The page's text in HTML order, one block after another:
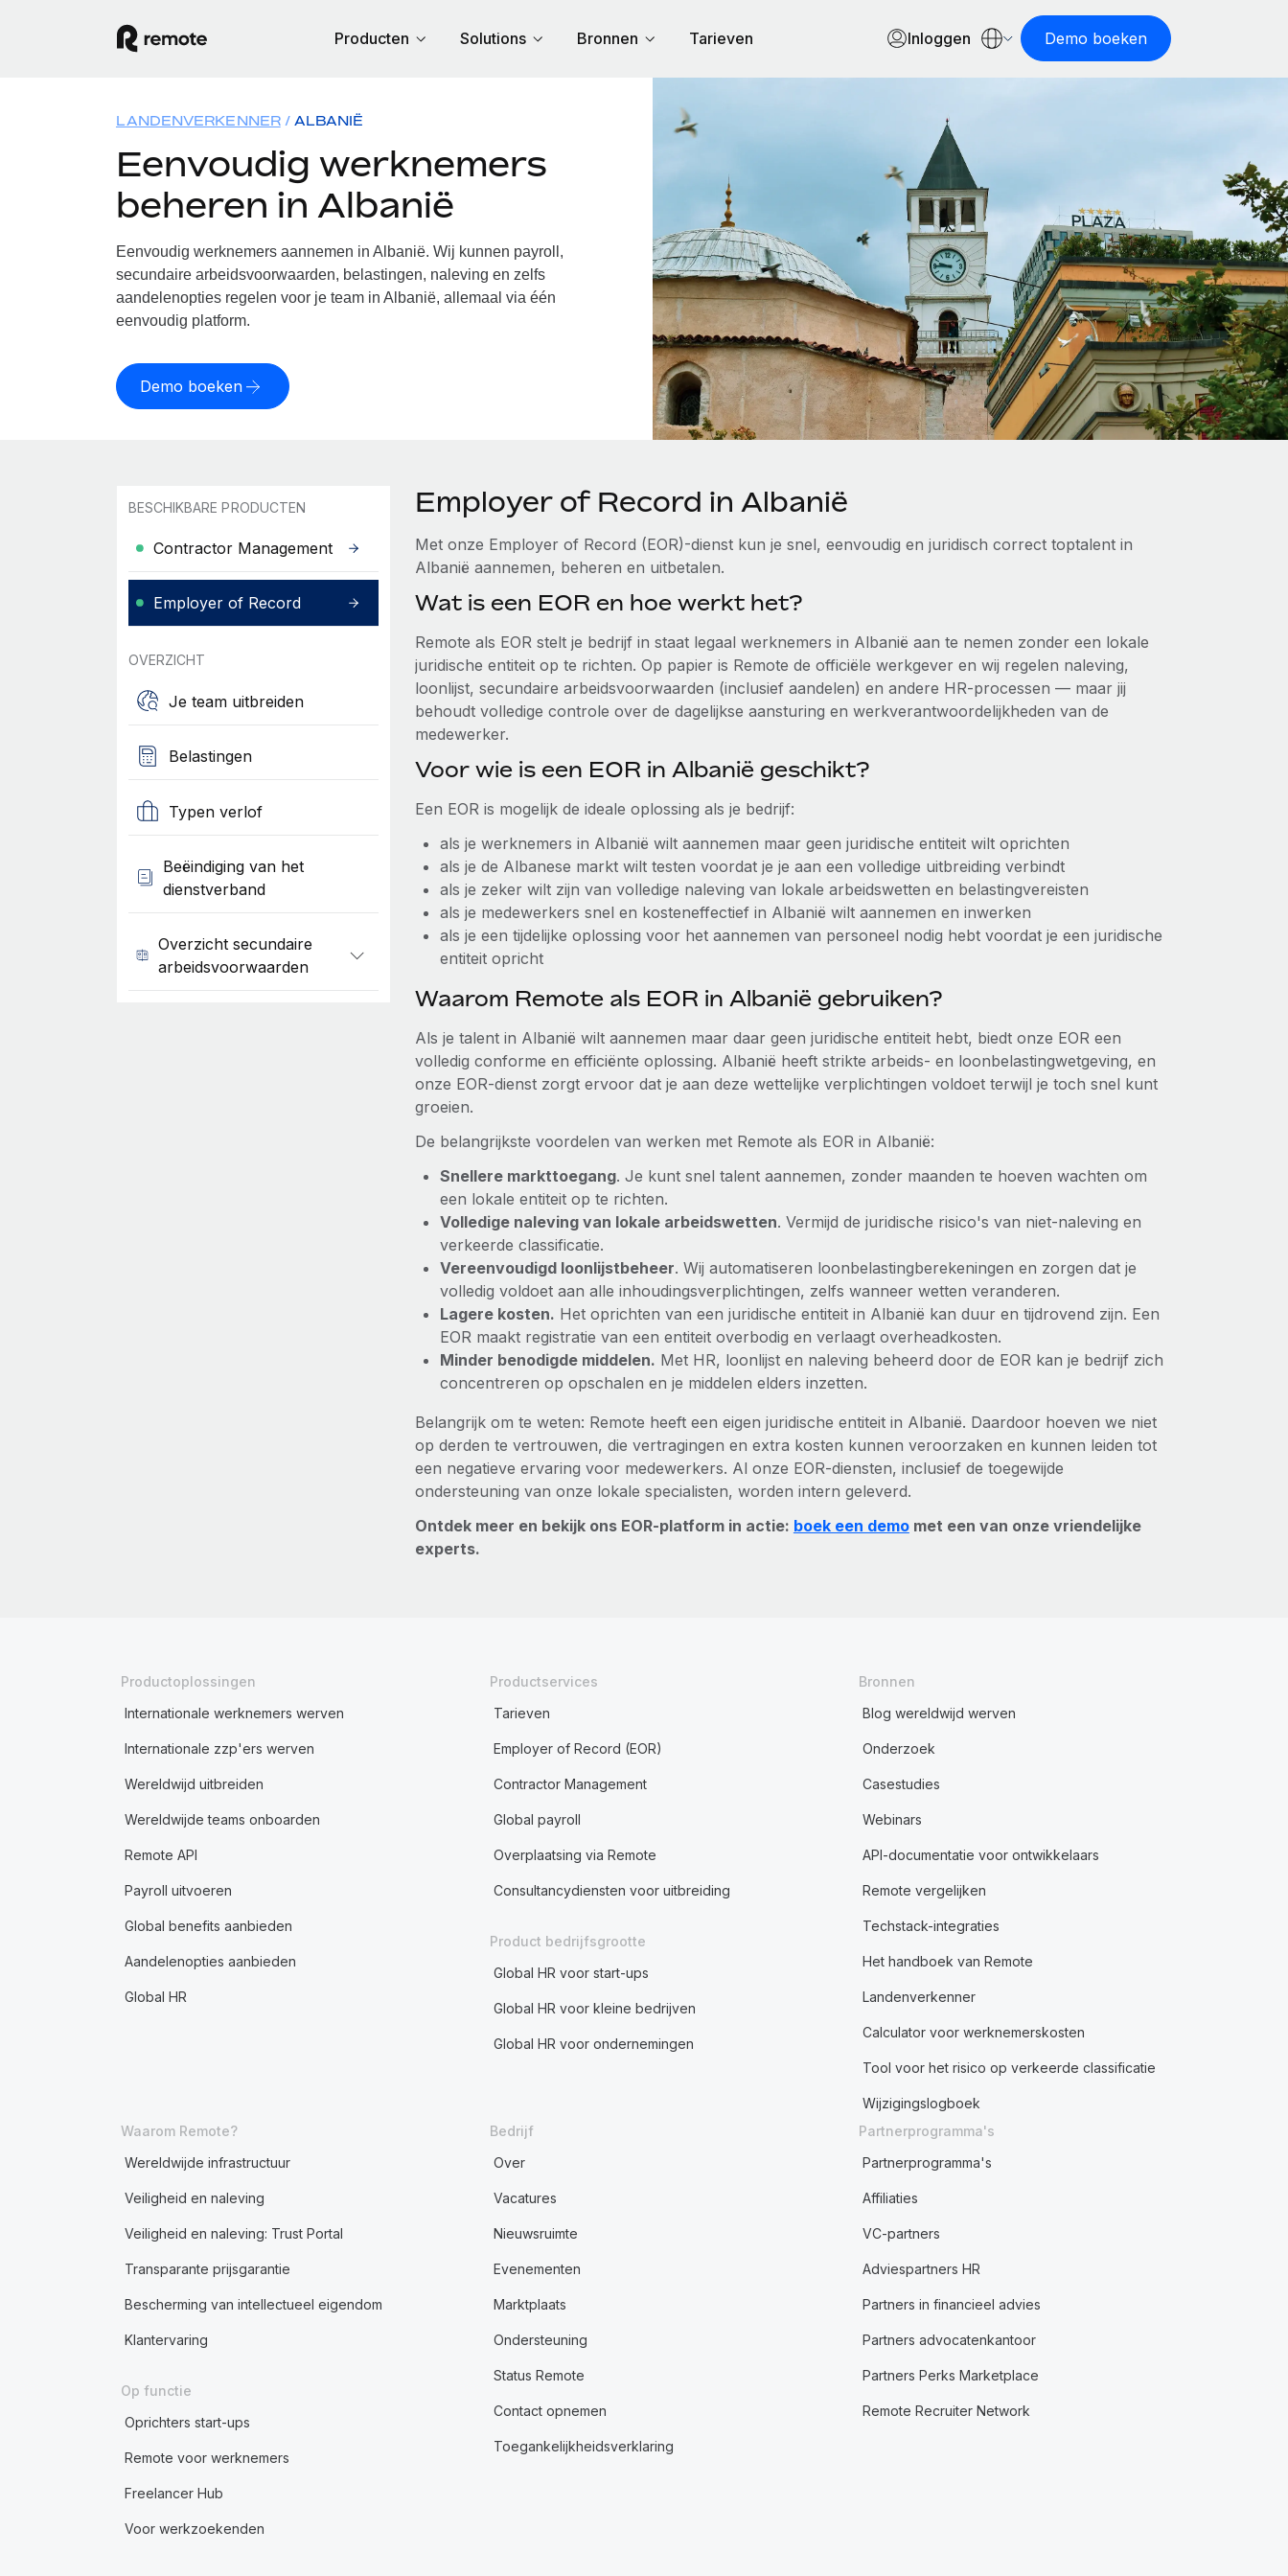
Producten Solutions Bronnen Tarieven Inloggen Demo boeken
LANDENVERKENNER ALBANIË
Eenvoudig werknemers
beheren in Albanië
Eenvoudig werknemers aannemen in Albanië. Wij kunnen payroll,
secundaire arbeidsvoorwaarden, belastingen, naleving en zelfs
aandelenopties regelen voor je team in Albanië, allemaal via één
eenvoudig platform.
Demo boeken
BESCHIKBARE PRODUCTEN
Contractor Management
Employer of Record
OVERZICHT
Je team uitbreiden
Belastingen
Typen verlof
Beëindiging van het
dienstverband
Overzicht secundaire
arbeidsvoorwaarden
Employer of Record in Albanië
Met onze Employer of Record (EOR)-dienst kun je snel, eenvoudig en juridisch correct toptalent in
Albanië aannemen, beheren en uitbetalen.
Wat is een EOR en hoe werkt het?
Remote als EOR stelt je bedrijf in staat legaal werknemers in Albanië aan te nemen zonder een lokale
juridische entiteit op te richten. Op papier is Remote de officiële werkgever en wij regelen naleving,
loonlijst, secundaire arbeidsvoorwaarden (inclusief aandelen) en andere HR-processen — maar jij
behoudt volledige controle over de dagelijkse aansturing en werkverantwoordelijkheden van de
medewerker.
Voor wie is een EOR in Albanië geschikt?
Een EOR is mogelijk de ideale oplossing als je bedrijf:
als je werknemers in Albanië wilt aannemen maar geen juridische entiteit wilt oprichten
als je de Albanese markt wilt testen voordat je je aan een volledige uitbreiding verbindt
als je zeker wilt zijn van volledige naleving van lokale arbeidswetten en belastingvereisten
als je medewerkers snel en kosteneffectief in Albanië wilt aannemen en inwerken
als je een tijdelijke oplossing voor het aannemen van personeel nodig hebt voordat je een juridische
entiteit opricht
Waarom Remote als EOR in Albanië gebruiken?
Als je talent in Albanië wilt aannemen maar daar geen juridische entiteit hebt, biedt onze EOR een
volledig conforme en efficiënte oplossing. Albanië heeft strikte arbeids- en loonbelastingwetgeving, en
onze EOR-dienst zorgt ervoor dat je aan deze wettelijke verplichtingen voldoet terwijl je toch snel kunt
groeien.
De belangrijkste voordelen van werken met Remote als EOR in Albanië:
Snellere markttoegang. Je kunt snel talent aannemen, zonder maanden te hoeven wachten om
een lokale entiteit op te richten.
Volledige naleving van lokale arbeidswetten. Vermijd de juridische risico's van niet-naleving en
verkeerde classificatie.
Vereenvoudigd loonlijstbeheer. Wij automatiseren loonbelastingberekeningen en zorgen dat je
volledig voldoet aan alle inhoudingsverplichtingen, zelfs wanneer wetten veranderen.
Lagere kosten. Het oprichten van een juridische entiteit in Albanië kan duur en tijdrovend zijn. Een
EOR maakt registratie van een entiteit overbodig en verlaagt overheadkosten.
Minder benodigde middelen. Met HR, loonlijst en naleving beheerd door de EOR kan je bedrijf zich
concentreren op opschalen en je middelen elders inzetten.
Belangrijk om te weten: Remote heeft een eigen juridische entiteit in Albanië. Daardoor hoeven we niet
op derden te vertrouwen, die vertragingen en extra kosten kunnen veroorzaken en kunnen leiden tot
een negatieve ervaring voor medewerkers. Al onze EOR-diensten, inclusief de toegewijde
ondersteuning van onze lokale specialisten, worden intern geleverd.
Ontdek meer en bekijk ons EOR-platform in actie: boek een demomet een van onze vriendelijke
experts.
Productoplossingen
Internationale werknemers werven
Internationale zzp'ers werven
Wereldwijd uitbreiden
Wereldwijde teams onboarden
Remote API
Payroll uitvoeren
Global benefits aanbieden
Aandelenopties aanbieden
Global HR
Productservices
Tarieven
Employer of Record (EOR)
Contractor Management
Global payroll
Overplaatsing via Remote
Consultancydiensten voor uitbreiding
Product bedrijfsgrootte
Global HR voor start-ups
Global HR voor kleine bedrijven
Global HR voor ondernemingen
Bronnen
Blog wereldwijd werven
Onderzoek
Casestudies
Webinars
API-documentatie voor ontwikkelaars
Remote vergelijken
Techstack-integraties
Het handboek van Remote
Landenverkenner
Calculator voor werknemerskosten
Tool voor het risico op verkeerde classificatie
Wijzigingslogboek
Waarom Remote?
Wereldwijde infrastructuur
Veiligheid en naleving
Veiligheid en naleving: Trust Portal
Transparante prijsgarantie
Bescherming van intellectueel eigendom
Klantervaring
Op functie
Oprichters start-ups
Remote voor werknemers
Freelancer Hub
Voor werkzoekenden
Bedrijf
Over
Vacatures
Nieuwsruimte
Evenementen
Marktplaats
Ondersteuning
Status Remote
Contact opnemen
Toegankelijkheidsverklaring
Partnerprogramma's
Partnerprogramma's
Affiliaties
VC-partners
Adviespartners HR
Partners in financieel advies
Partners advocatenkantoor
Partners Perks Marketplace
Remote Recruiter Network